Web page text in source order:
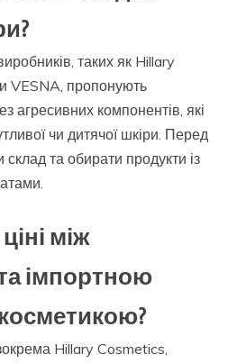
таких як Hillary
VESNA, пропонують
агресивних компонентів, які
чи дитячої шкіри. Перед
та обирати продукти із
між
імпортною
Hillary Cosmetics,